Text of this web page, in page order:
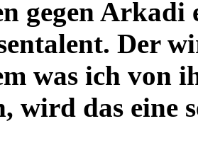
gegen
Der
was ich von
wird das eine